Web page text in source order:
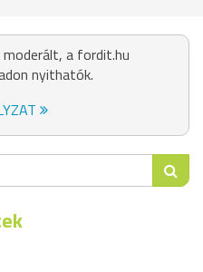
a fordit.hu
nyithatók.